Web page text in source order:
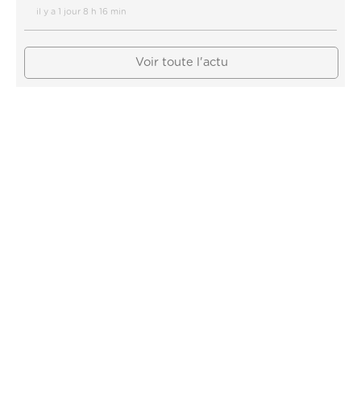
il y a 1 jour 8 h 16 min
Voir toute l'actu